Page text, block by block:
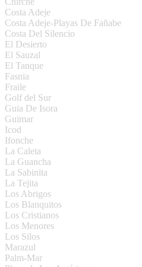
Costa Adeje
Costa Adeje-Playas De Fañabe
Costa Del Silencio
El Desierto
El Sauzal
El Tanque
Fasnia
Fraile
Golf del Sur
Guia De Isora
Guimar
Icod
Ifonche
La Caleta
La Guancha
La Sabinita
La Tejita
Los Abrigos
Los Blanquitos
Los Cristianos
Los Menores
Los Silos
Marazul
Palm-Mar